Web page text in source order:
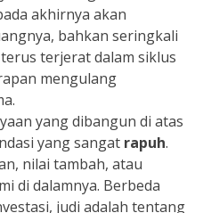
akhirnya akan
bahkan seringkali
terjerat dalam siklus
mengulang
yang dibangun di atas
yang sangat rapuh.
nilai tambah, atau
di dalamnya. Berbeda
judi adalah tentang